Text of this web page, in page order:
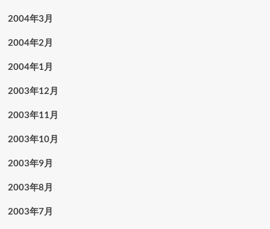
2004年3月
2004年2月
2004年1月
2003年12月
2003年11月
2003年10月
2003年9月
2003年8月
2003年7月